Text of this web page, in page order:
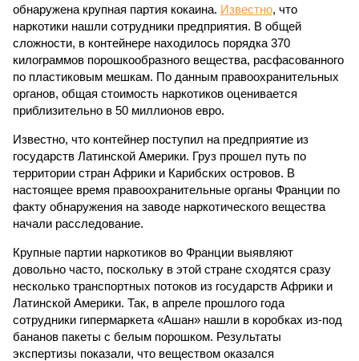
обнаружена крупная партия кокаина. Известно, что
наркотики нашли сотрудники предприятия. В общей
сложности, в контейнере находилось порядка 370
килограммов порошкообразного вещества, расфасованного
по пластиковым мешкам. По данным правоохранительных
органов, общая стоимость наркотиков оценивается
приблизительно в 50 миллионов евро.
Известно, что контейнер поступил на предприятие из
государств Латинской Америки. Груз прошел путь по
территории стран Африки и Карибских островов. В
настоящее время правоохранительные органы Франции по
факту обнаружения на заводе наркотического вещества
начали расследование.
Крупные партии наркотиков во Франции выявляют
довольно часто, поскольку в этой стране сходятся сразу
несколько транспортных потоков из государств Африки и
Латинской Америки. Так, в апреле прошлого года
сотрудники гипермаркета «Ашан» нашли в коробках из-под
бананов пакеты с белым порошком. Результаты
экспертизы показали, что веществом оказался